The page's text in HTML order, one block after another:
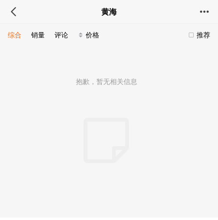
黄海
推荐
综合 销量 评论 价格
抱歉，暂无相关信息